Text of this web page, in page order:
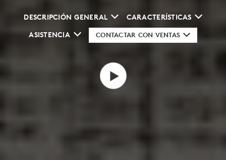
DESCRIPCIÓN GENERAL
CARACTERÍSTICAS
ASISTENCIA
CONTACTAR CON VENTAS